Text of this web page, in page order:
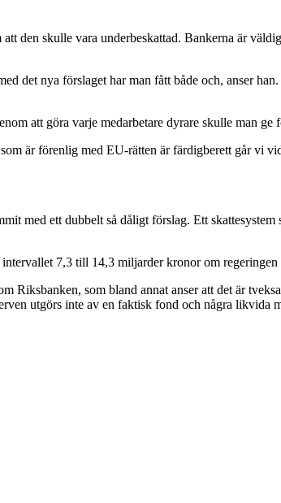
den skulle vara underbeskattad. Bankerna är
det nya förslaget har man fått både och, anser
att göra varje medarbetare dyrare skulle man ge
är förenlig med EU-rätten är färdigberett går vi
med ett dubbelt så dåligt förslag. Ett
7,3 till 14,3 miljarder kronor om
Riksbanken, som bland annat anser att det är
utgörs inte av en faktisk fond och några likvida